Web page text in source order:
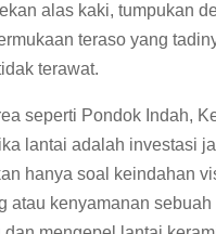
alas kaki, tumpukan
teraso yang
terawat.
seperti Pondok Indah,
lantai adalah investasi
hanya soal keindahan
atau kenyamanan